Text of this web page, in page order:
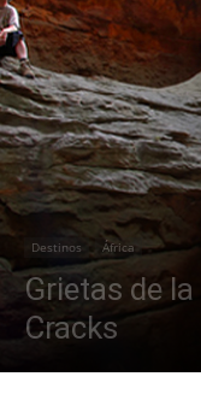
Destinos África
Grietas de
Cracks